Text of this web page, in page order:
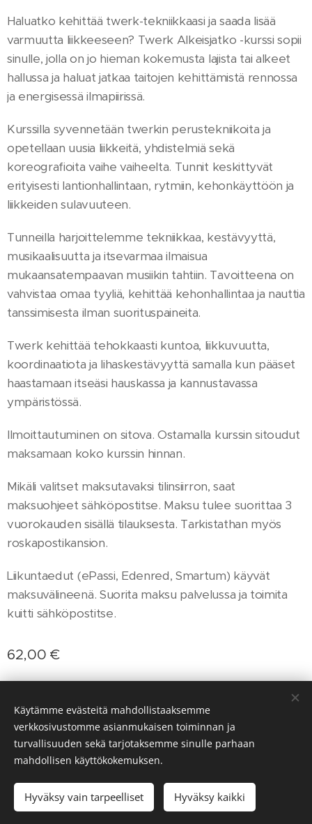
Haluatko kehittää twerk-tekniikkaasi ja saada lisää
varmuutta liikkeeseen? Twerk Alkeisjatko -kurssi sopii
sinulle, jolla on jo hieman kokemusta lajista tai alkeet
hallussa ja haluat jatkaa taitojen kehittämistä rennossa
ja energisessä ilmapiirissä.
Kurssilla syvennetään twerkin perustekniikoita ja
opetellaan uusia liikkeitä, yhdistelmiä sekä
koreografioita vaihe vaiheelta. Tunnit keskittyvät
erityisesti lantionhallintaan, rytmiin, kehonkäyttöön ja
liikkeiden sulavuuteen.
Tunneilla harjoittelemme tekniikkaa, kestävyyttä,
musikaalisuutta ja itsevarmaa ilmaisua
mukaansatempaavan musiikin tahtiin. Tavoitteena on
vahvistaa omaa tyyliä, kehittää kehonhallintaa ja nauttia
tanssimisesta ilman suorituspaineita.
Twerk kehittää tehokkaasti kuntoa, liikkuvuutta,
koordinaatiota ja lihaskestävyyttä samalla kun pääset
haastamaan itseäsi hauskassa ja kannustavassa
ympäristössä.
Ilmoittautuminen on sitova. Ostamalla kurssin sitoudut
maksamaan koko kurssin hinnan.
Mikäli valitset maksutavaksi tilinsiirron, saat
maksuohjeet sähköpostitse. Maksu tulee suorittaa 3
vuorokauden sisällä tilauksesta. Tarkistathan myös
roskapostikansion.
Liikuntaedut (ePassi, Edenred, Smartum) käyvät
maksuvälineenä. Suorita maksu palvelussa ja toimita
kuitti sähköpostitse.
62,00 €
Lisää ostoskoriin
© 2023 Tanssikoulu Shufflers
Evästeet
Käytämme evästeitä mahdollistaaksemme
verkkosivustomme asianmukaisen toiminnan ja
turvallisuuden sekä tarjotaksemme sinulle parhaan
mahdollisen käyttökokemuksen.
Hyväksy vain tarpeelliset Hyväksy kaikki